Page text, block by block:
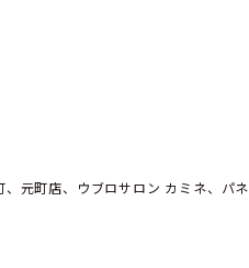
元町店、ウブロサロン カミネ、パネ